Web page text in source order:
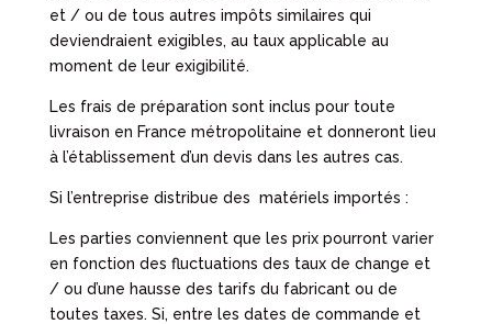
et / ou de tous autres impôts similaires qui
deviendraient exigibles, au taux applicable au
moment de leur exigibilité.
Les frais de préparation sont inclus pour toute
livraison en France métropolitaine et donneront lieu
à l’établissement d’un devis dans les autres cas.
Si l’entreprise distribue des matériels importés :
Les parties conviennent que les prix pourront varier
en fonction des fluctuations des taux de change et
/ ou d’une hausse des tarifs du fabricant ou de
toutes taxes. Si, entre les dates de commande et